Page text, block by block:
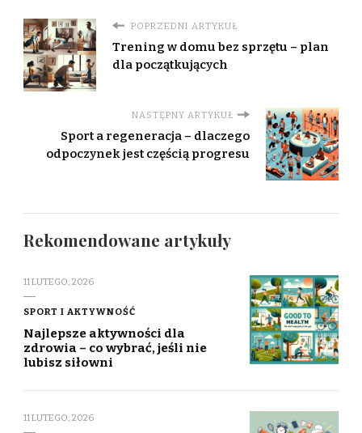
POPRZEDNI ARTYKUŁ
Trening w domu bez sprzętu – plan
dla początkujących
NASTĘPNY ARTYKUŁ
Sport a regeneracja – dlaczego
odpoczynek jest częścią progresu
Rekomendowane artykuły
11 LUTEGO, 2026
SPORT I AKTYWNOŚĆ
Najlepsze aktywności dla
zdrowia – co wybrać, jeśli nie
lubisz siłowni
11 LUTEGO, 2026